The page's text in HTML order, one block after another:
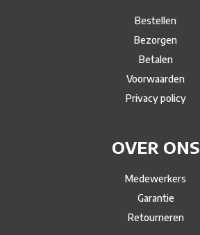
Bestellen
Bezorgen
Betalen
Voorwaarden
Privacy policy
OVER ONS
Medewerkers
Garantie
Retourneren